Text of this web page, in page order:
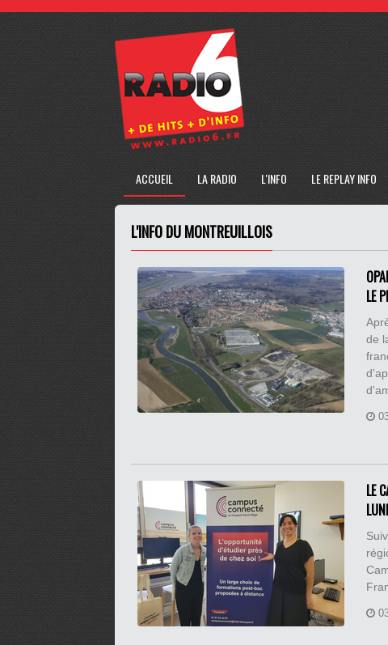
ACCUEIL LA RADIO L'INFO LE REPLAY INFO
L'INFO DU MONTREUILLOIS
LE
de
LE